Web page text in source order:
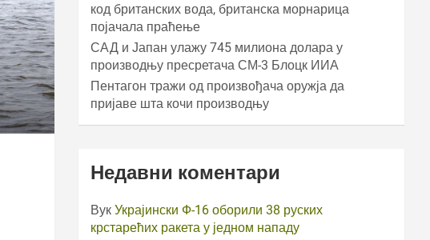
код британских вода, британска морнарица
појачала праћење
САД и Јапан улажу 745 милиона долара у
производњу пресретача СМ-3 Блоцк ИИА
Пентагон тражи од произвођача оружја да
пријаве шта кочи производњу
Недавни коментари
Вук Украјински Ф-16 оборили 38 руских
крстарећих ракета у једном нападу